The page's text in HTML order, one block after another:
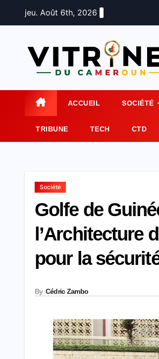
jeu. Août 6th, 2026
ACCUEIL SOCIÉTÉ
TRIBUNE TECH CTD
Société
Golfe de
l’Architecture
pour la
By Cédric Zambo